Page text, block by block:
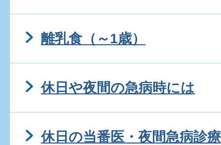
離乳食（～1歳）
休日や夜間の急病時には
休日の当番医・夜間急病診